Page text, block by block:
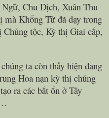
Chu Dịch, Xuân Thu
mà Khổng Tử đã dạy trong
Chủng tộc, Kỳ thị Giai cấp,
ta còn thấy hiện đang
Hoa nạn kỳ thị chủng
ra các bất ổn ở Tây